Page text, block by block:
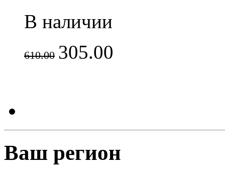
В наличии
610.00 305.00
Ваш регион